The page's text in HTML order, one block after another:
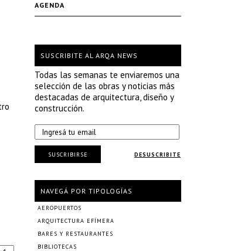
AGENDA
SUSCRIBITE AL ARQA NEWS
Todas las semanas te enviaremos una
selección de las obras y noticias más
destacadas de arquitectura, diseño y
construcción.
DESUSCRIBITE
SUSCRIBIRSE
NAVEGÁ POR TIPOLOGÍAS
AEROPUERTOS
ARQUITECTURA EFÍMERA
BARES Y RESTAURANTES
BIBLIOTECAS